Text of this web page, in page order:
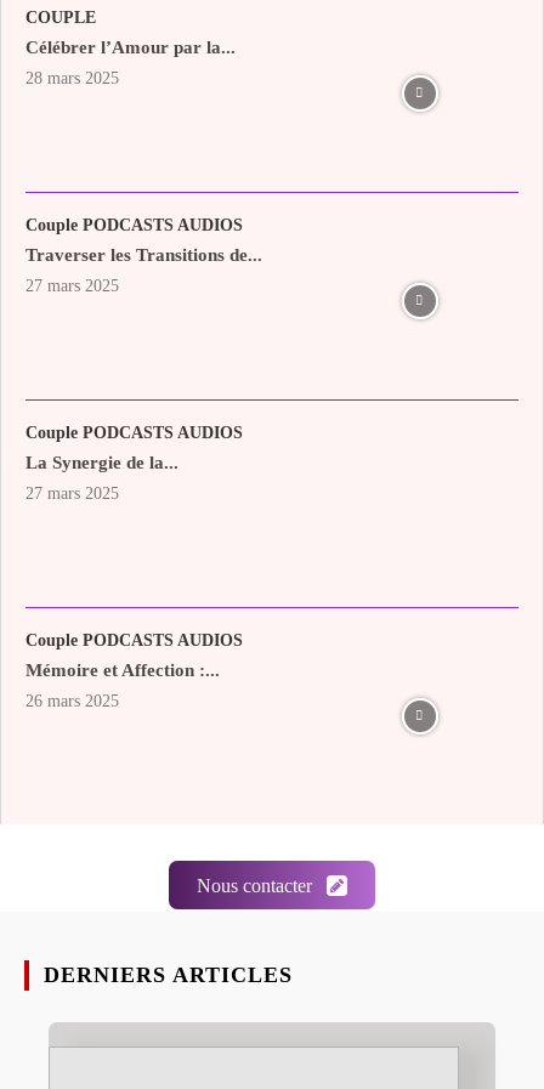
COUPLE
Célébrer l’Amour par la...
28 mars 2025
Couple PODCASTS AUDIOS
Traverser les Transitions de...
27 mars 2025
Couple PODCASTS AUDIOS
La Synergie de la...
27 mars 2025
Couple PODCASTS AUDIOS
Mémoire et Affection :...
26 mars 2025
Nous contacter
DERNIERS ARTICLES